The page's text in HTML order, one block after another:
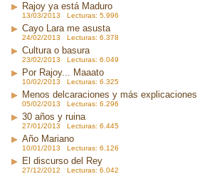
Rajoy ya está Maduro
13/03/2013 Lecturas: 5.996
Cayo Lara me asusta
24/02/2013 Lecturas: 6.378
Cultura o basura
23/02/2013 Lecturas: 6.049
Por Rajoy... Maaato
10/02/2013 Lecturas: 6.325
Menos delcaraciones y más explicaciones
05/02/2013 Lecturas: 6.296
30 años y ruina
27/01/2013 Lecturas: 6.445
Año Mariano
10/01/2013 Lecturas: 6.126
El discurso del Rey
27/12/2012 Lecturas: 6.042